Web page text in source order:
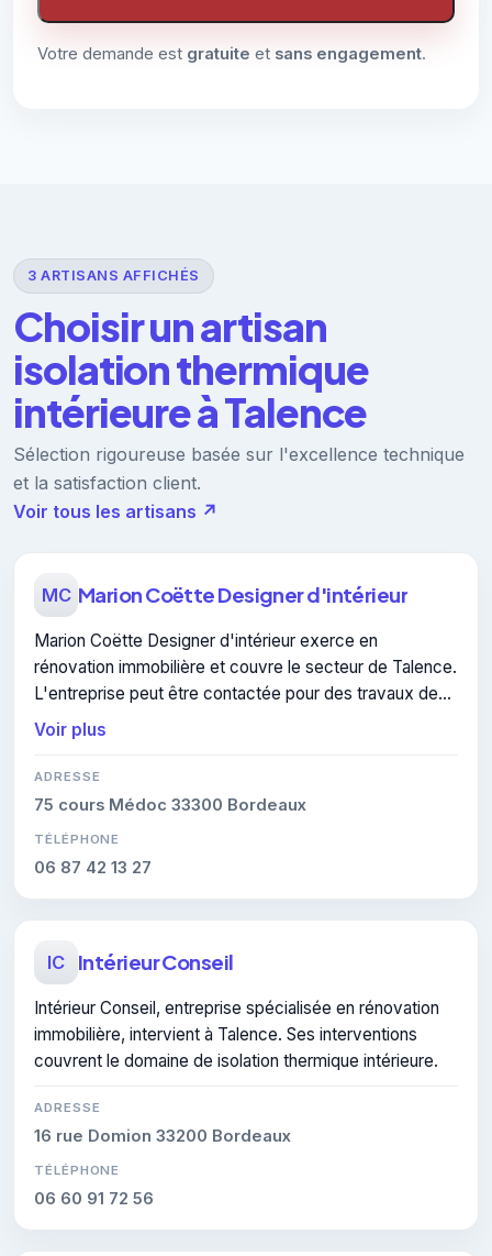
Votre demande est gratuite et sans engagement.
3 ARTISANS AFFICHÉS
Choisir un artisan
isolation thermique
intérieure à Talence
Sélection rigoureuse basée sur l'excellence technique
et la satisfaction client.
Voir tous les artisans ↗
MC Marion Coëtte Designer d'intérieur
Marion Coëtte Designer d'intérieur exerce en
rénovation immobilière et couvre le secteur de Talence.
L'entreprise peut être contactée pour des travaux de
isolation thermique intérieure.
Voir plus
ADRESSE
75 cours Médoc 33300 Bordeaux
TÉLÉPHONE
06 87 42 13 27
IC Intérieur Conseil
Intérieur Conseil, entreprise spécialisée en rénovation
immobilière, intervient à Talence. Ses interventions
couvrent le domaine de isolation thermique intérieure.
ADRESSE
16 rue Domion 33200 Bordeaux
TÉLÉPHONE
06 60 91 72 56